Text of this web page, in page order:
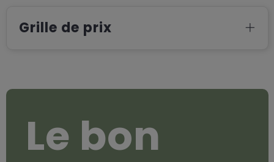
Grille de prix
Le bon